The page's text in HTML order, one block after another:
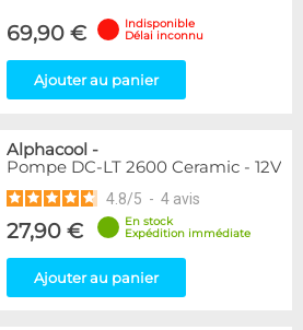
69,90 €
Indisponible
Délai inconnu
Ajouter au panier
Alphacool -
Pompe DC-LT 2600 Ceramic - 12V
4.8/5 - 4 avis
27,90 €
En stock
Expédition immédiate
Ajouter au panier